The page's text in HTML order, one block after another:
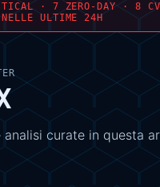
· 7 ZERO-DAY · 8
ULTIME 24H
analisi curate in questa